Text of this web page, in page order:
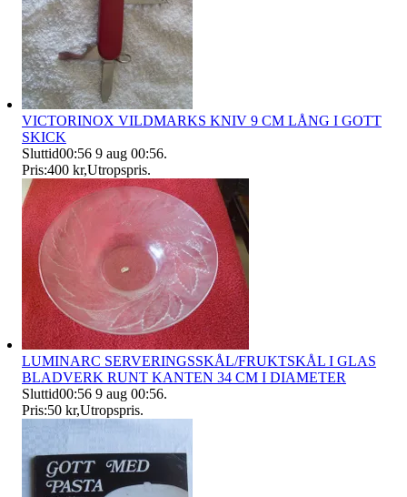
VICTORINOX VILDMARKS KNIV 9 CM LÅNG I GOTT
SKICK
Sluttid00:56 9 aug 00:56.
Pris:400 kr,Utropspris.
LUMINARC SERVERINGSSKÅL/FRUKTSKÅL I GLAS
BLADVERK RUNT KANTEN 34 CM I DIAMETER
Sluttid00:56 9 aug 00:56.
Pris:50 kr,Utropspris.